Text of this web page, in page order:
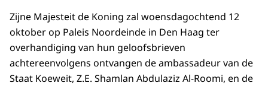
Zijne Majesteit de Koning zal woensdagochtend 12
oktober op Paleis Noordeinde in Den Haag ter
overhandiging van hun geloofsbrieven
achtereenvolgens ontvangen de ambassadeur van de
Staat Koeweit, Z.E. Shamlan Abdulaziz Al-Roomi, en de